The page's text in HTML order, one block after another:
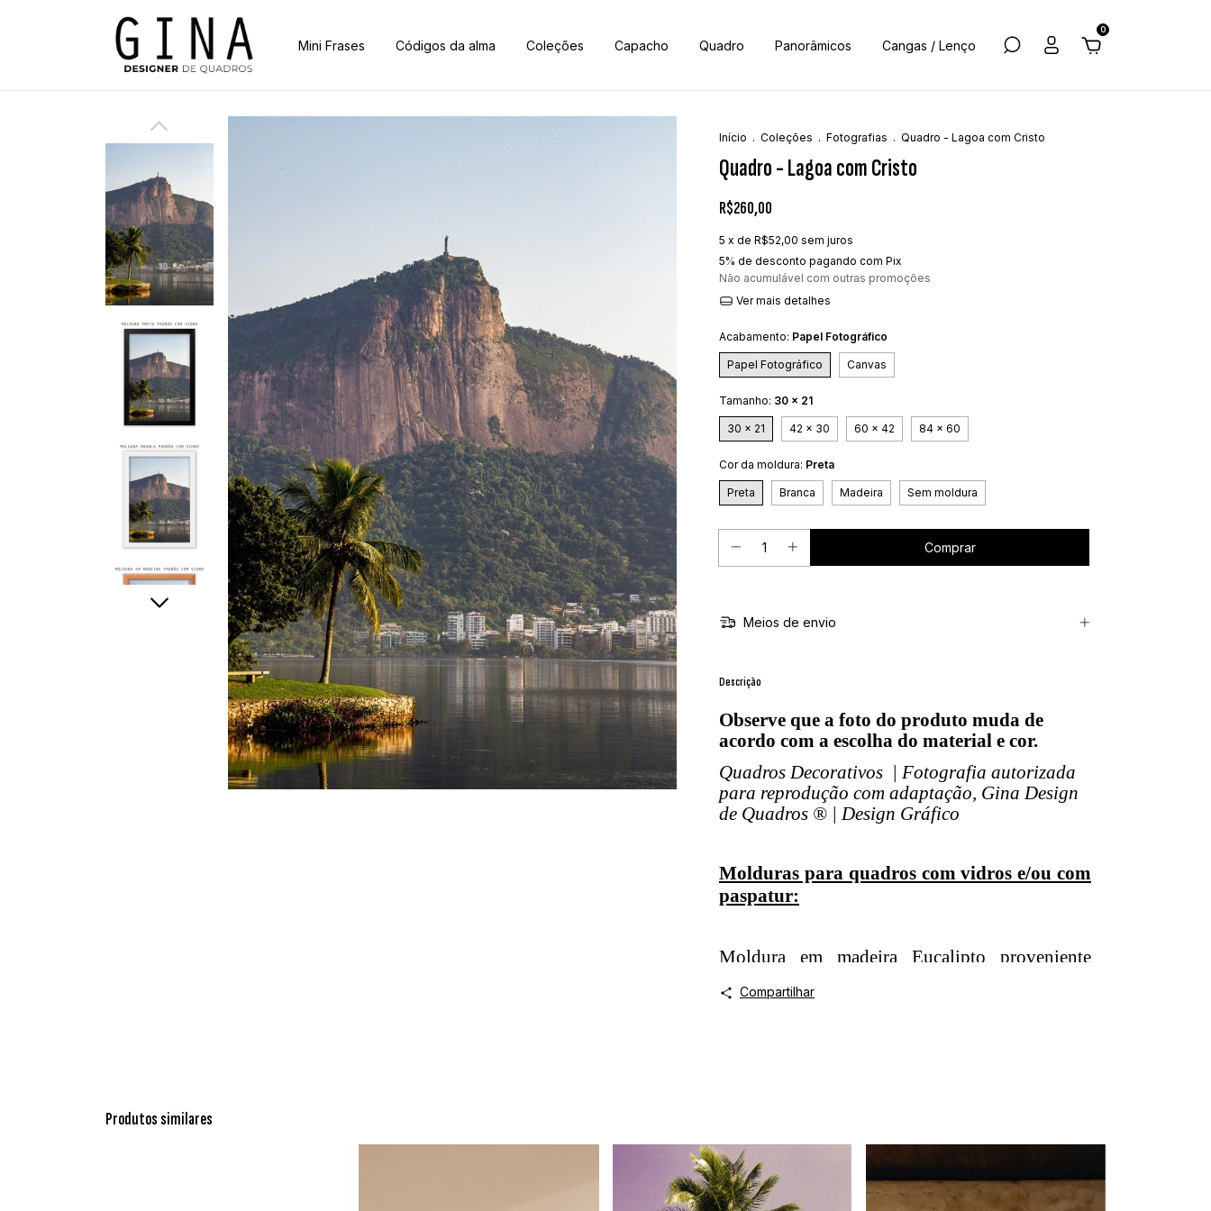
Mini Frases Códigos da alma Coleções Capacho Quadro Panorâmicos Cangas / Lenço
0
Início . Coleções . Fotografias . Quadro - Lagoa com Cristo
Quadro - Lagoa com Cristo
R$260,00
5 x de R$52,00 sem juros
5% de desconto pagando com Pix
Não acumulável com outras promoções
Ver mais detalhes
Acabamento: Papel Fotográfico
Papel Fotográfico Canvas
Tamanho: 30 x 21
30 x 21 42 x 30 60 x 42 84 x 60
Cor da moldura: Preta
Preta Branca Madeira Sem moldura
Meios de envio
Descrição
Observe que a foto do produto muda de
acordo com a escolha do material e cor.
Quadros Decorativos | Fotografia autorizada
para reprodução com adaptação, Gina Design
de Quadros ® | Design Gráfico
Molduras para quadros com vidros e/ou com
paspatur:
Moldura em madeira Eucalipto proveniente
branca ou preta, com 2 cm de frente e 2 cm de
lateral para os tamanhos A1 e A2.
Com Paspatur:
Compartilhar
Produtos similares